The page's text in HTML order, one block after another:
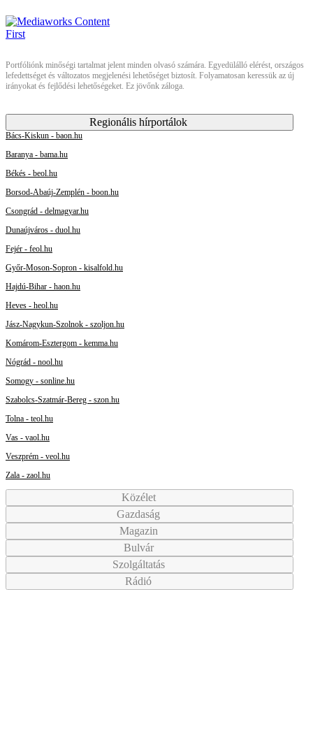
Portfóliónk minőségi tartalmat jelent minden olvasó számára. Egyedülálló elérést, országos
lefedettséget és változatos megjelenési lehetőséget biztosít. Folyamatosan keressük az új
irányokat és fejlődési lehetőségeket. Ez jövőnk záloga.
Regionális hírportálok
Bács-Kiskun - baon.hu
Baranya - bama.hu
Békés - beol.hu
Borsod-Abaúj-Zemplén - boon.hu
Csongrád - delmagyar.hu
Dunaújváros - duol.hu
Fejér - feol.hu
Győr-Moson-Sopron - kisalfold.hu
Hajdú-Bihar - haon.hu
Heves - heol.hu
Jász-Nagykun-Szolnok - szoljon.hu
Komárom-Esztergom - kemma.hu
Nógrád - nool.hu
Somogy - sonline.hu
Szabolcs-Szatmár-Bereg - szon.hu
Tolna - teol.hu
Vas - vaol.hu
Veszprém - veol.hu
Zala - zaol.hu
Közélet
Gazdaság
Magazin
Bulvár
Szolgáltatás
Rádió